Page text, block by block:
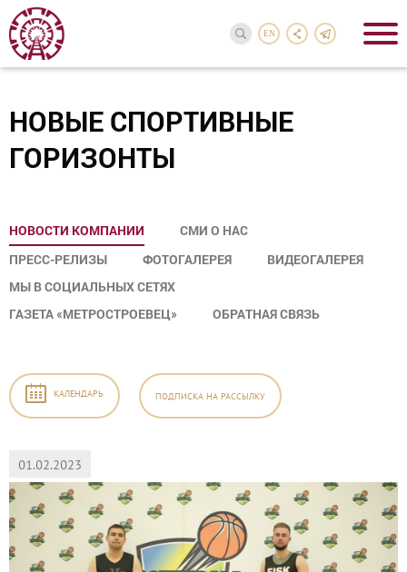
EN
НОВЫЕ СПОРТИВНЫЕ
ГОРИЗОНТЫ
НОВОСТИ КОМПАНИИ
СМИ О НАС
ПРЕСС-РЕЛИЗЫ
ФОТОГАЛЕРЕЯ
ВИДЕОГАЛЕРЕЯ
МЫ В СОЦИАЛЬНЫХ СЕТЯХ
ГАЗЕТА «МЕТРОСТРОЕВЕЦ»
ОБРАТНАЯ СВЯЗЬ
КАЛЕНДАРЬ ПОДПИСКА НА РАССЫЛКУ
01.02.2023